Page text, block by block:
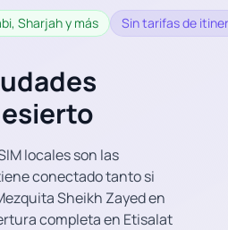
Sharjah y más Sin tarifas de
locales son las
conectado tanto si
Sheikh Zayed en
completa en Etisalat